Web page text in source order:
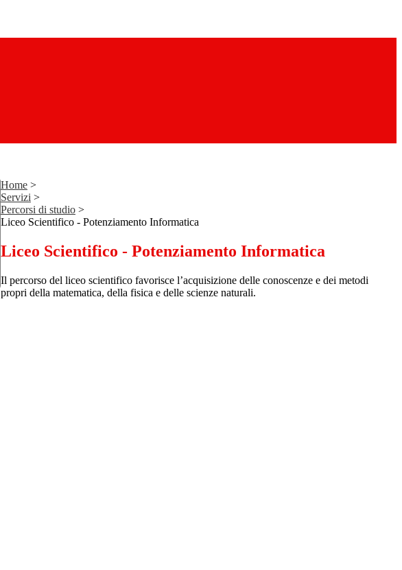
Home >
Servizi >
Percorsi di studio >
Liceo Scientifico - Potenziamento Informatica
Liceo Scientifico - Potenziamento Informatica
Il percorso del liceo scientifico favorisce l’acquisizione delle conoscenze e dei metodi
propri della matematica, della fisica e delle scienze naturali.